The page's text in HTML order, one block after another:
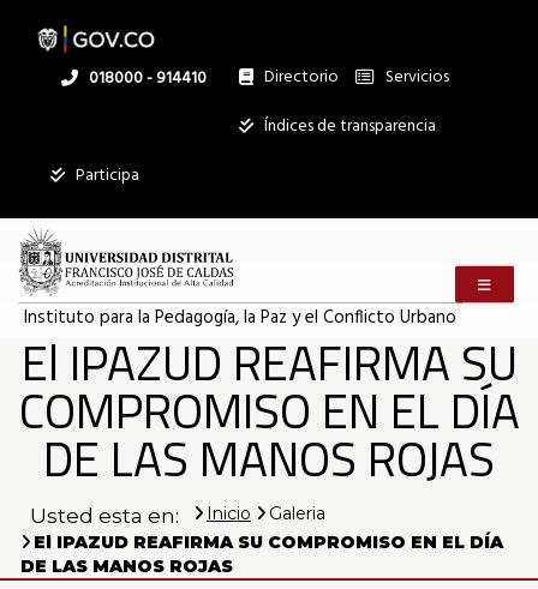
contenido
Linea
018000 - 914410 Directorio
Institucional
Servicios
Índices de transparencia
Participa
Instituto para la Pedagogía, la Paz y el Conflicto Urbano
El IPAZUD REAFIRMA SU
COMPROMISO EN EL DÍA
DE LAS MANOS ROJAS
registros
Buscar:
Servicios
Ningún dato
disponible en
esta tabla
Mostrando
registros
de
Usted esta en: Inicio
Galeria
El IPAZUD REAFIRMA SU COMPROMISO EN EL DÍA
DE LAS MANOS ROJAS